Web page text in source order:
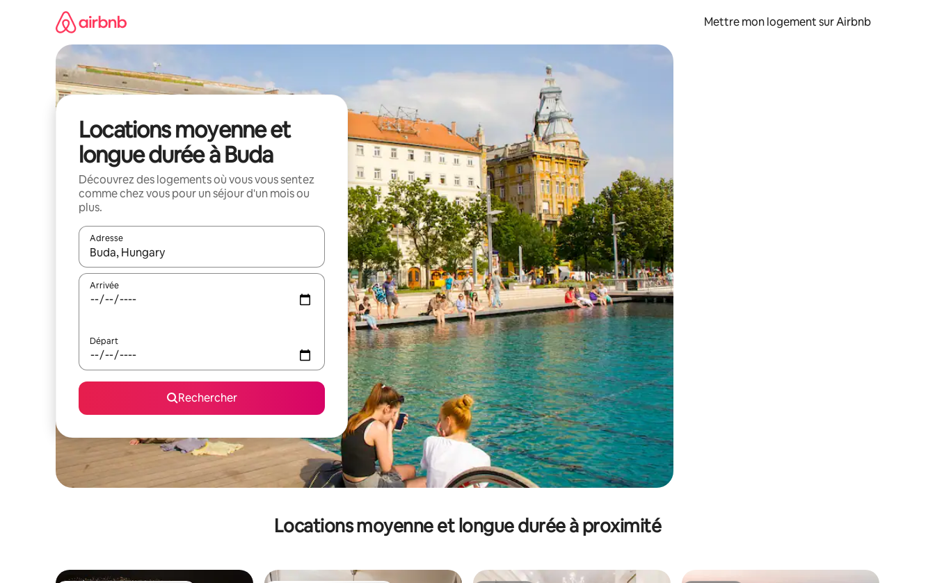
Mettre mon logement sur Airbnb
Locations moyenne et
longue durée à Buda
Découvrez des logements où vous vous sentez
comme chez vous pour un séjour d'un mois ou
plus.
Adresse
Lorsque les résultats s'affichent, utilisez les flèches vers le haut et vers le bas pour les parcourir ou en appuyant et en faisant glisser.
Arrivée
Départ
Rechercher
Locations moyenne et longue durée à proximité